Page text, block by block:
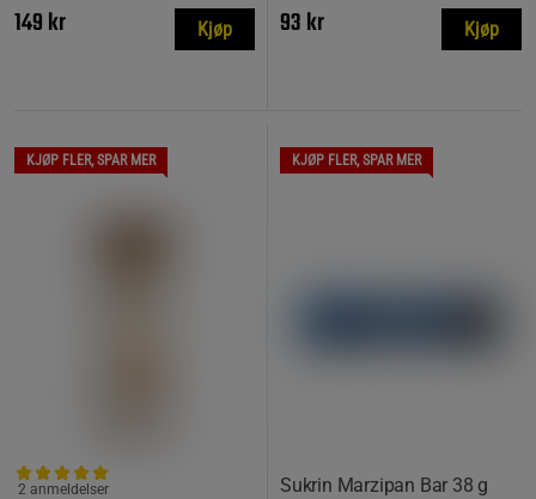
149 kr Kjøp 93 kr Kjøp
KJØP FLER, SPAR MER
2 anmeldelser
KJØP FLER, SPAR MER
Sukrin Marzipan Bar 38 g